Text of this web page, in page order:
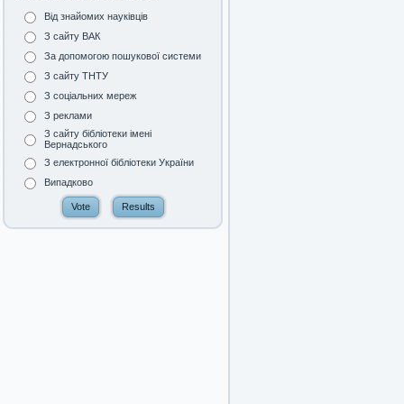
Від знайомих науківців
З сайту ВАК
За допомогою пошукової системи
З сайту ТНТУ
З соціальних мереж
З реклами
З сайту бібліотеки імені
Вернадського
З електронної бібліотеки України
Випадково